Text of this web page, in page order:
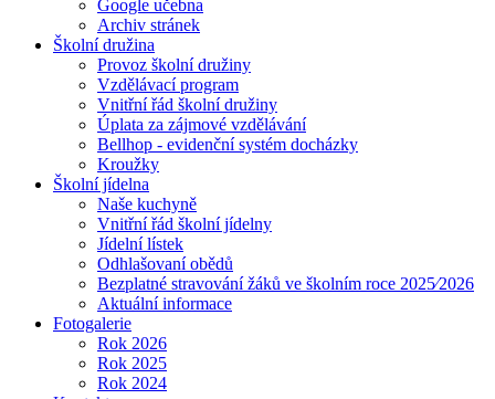
Google učebna
Archiv stránek
Školní družina
Provoz školní družiny
Vzdělávací program
Vnitřní řád školní družiny
Úplata za zájmové vzdělávání
Bellhop - evidenční systém docházky
Kroužky
Školní jídelna
Naše kuchyně
Vnitřní řád školní jídelny
Jídelní lístek
Odhlašovaní obědů
Bezplatné stravování žáků ve školním roce 2025⁄2026
Aktuální informace
Fotogalerie
Rok 2026
Rok 2025
Rok 2024